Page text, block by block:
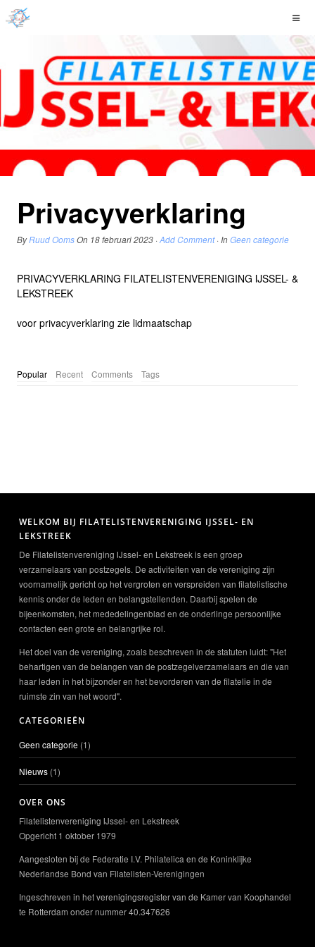
Privacyverklaring
ByRuud OomsOn 18 februari 2023 ·Add Comment· InGeen categorie
PRIVACYVERKLARING FILATELISTENVERENIGING IJSSEL- &
LEKSTREEK
voor privacyverklaring zie lidmaatschap
Popular Recent Comments Tags
WELKOM BIJ FILATELISTENVERENIGING IJSSEL- EN
LEKSTREEK
De Filatelistenvereniging IJssel- en Lekstreek is een groep
verzamelaars van postzegels. De activiteiten van de vereniging zijn
voornamelijk gericht op het vergroten en verspreiden van filatelistische
kennis onder de leden en belangstellenden. Daarbij spelen de
bijeenkomsten, het mededelingenblad en de onderlinge persoonlijke
contacten een grote en belangrijke rol.
Het doel van de vereniging, zoals beschreven in de statuten luidt: "Het
behartigen van de belangen van de postzegelverzamelaars en die van
haar leden in het bijzonder en het bevorderen van de filatelie in de
ruimste zin van het woord".
CATEGORIEËN
Geen categorie (1)
Nieuws (1)
OVER ONS
Filatelistenvereniging IJssel- en Lekstreek
Opgericht 1 oktober 1979
Aangesloten bij de Federatie I.V. Philatelica en de Koninklijke
Nederlandse Bond van Filatelisten-Verenigingen
Ingeschreven in het verenigingsregister van de Kamer van Koophandel
te Rotterdam onder nummer 40.347626